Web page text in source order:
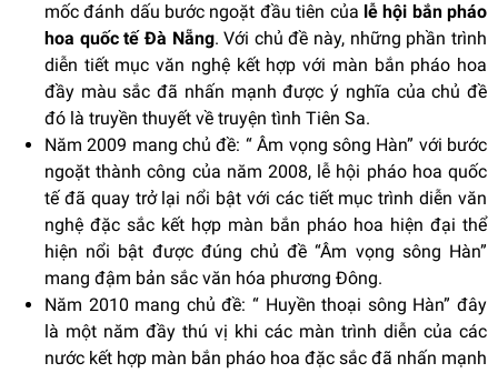
mốc đánh dấu bước ngoặt đầu tiên của lễ hội bắn pháo
hoa quốc tế Đà Nẵng. Với chủ đề này, những phần trình
diễn tiết mục văn nghệ kết hợp với màn bắn pháo hoa
đầy màu sắc đã nhấn mạnh được ý nghĩa của chủ đề
đó là truyền thuyết về truyện tình Tiên Sa.
Năm 2009 mang chủ đề: “ Âm vọng sông Hàn” với bước
ngoặt thành công của năm 2008, lễ hội pháo hoa quốc
tế đã quay trở lại nổi bật với các tiết mục trình diễn văn
nghệ đặc sắc kết hợp màn bắn pháo hoa hiện đại thể
hiện nổi bật được đúng chủ đề “Âm vọng sông Hàn”
mang đậm bản sắc văn hóa phương Đông.
Năm 2010 mang chủ đề: “ Huyền thoại sông Hàn” đây
là một năm đầy thú vị khi các màn trình diễn của các
nước kết hợp màn bắn pháo hoa đặc sắc đã nhấn mạnh